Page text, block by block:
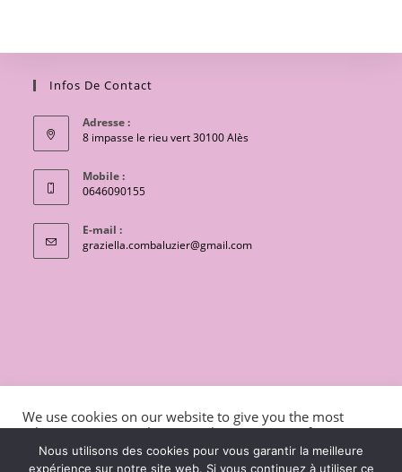
Infos De Contact
Adresse :
8 impasse le rieu vert 30100 Alès
Mobile :
0646090155
E-mail :
graziella.combaluzier@gmail.comS’ouvre
CONTACT
Conditions générales de vente
Mentions légales et politique de confidentialité
Livraisons
charte de protection des données personnelles
We use cookies on our website to give you the most
relevant experience by remembering your preferences
and repeat visits. By clicking “Accept”, you consent to the
use of ALL the cookies.
Nous utilisons des cookies pour vous garantir la meilleure
expérience sur notre site web. Si vous continuez à utiliser ce